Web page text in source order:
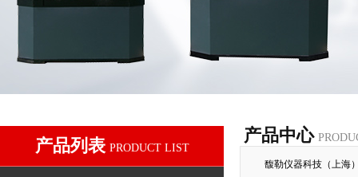
产品列表 PRODUCT LIST
产品中心
馥勒仪器科技（上海